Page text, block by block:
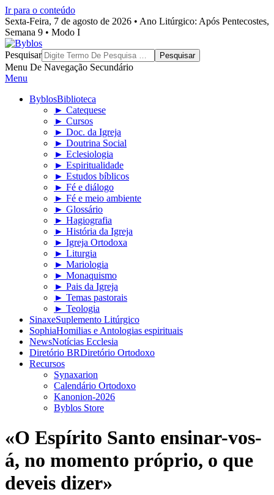
Ir para o conteúdo
Sexta-Feira, 7 de agosto de 2026 • Ano Litúrgico: Após Pentecostes,
Semana 9 • Modo I
Byblos
Pesquisar
Menu De Navegação Secundário
Menu
ByblosBiblioteca
► Catequese
► Cursos
► Doc. da Igreja
► Doutrina Social
► Eclesiologia
► Espiritualidade
► Estudos bíblicos
► Fé e diálogo
► Fé e meio ambiente
► Glossário
► Hagiografia
► História da Igreja
► Igreja Ortodoxa
► Liturgia
► Mariologia
► Monaquismo
► Pais da Igreja
► Temas pastorais
► Teologia
SinaxeSuplemento Litúrgico
SophiaHomilias e Antologias espirituais
NewsNotícias Ecclesia
Diretório BRDiretório Ortodoxo
Recursos
Synaxarion
Calendário Ortodoxo
Kanonion-2026
Byblos Store
«O Espírito Santo ensinar-vos-
á, no momento próprio, o que
deveis dizer»